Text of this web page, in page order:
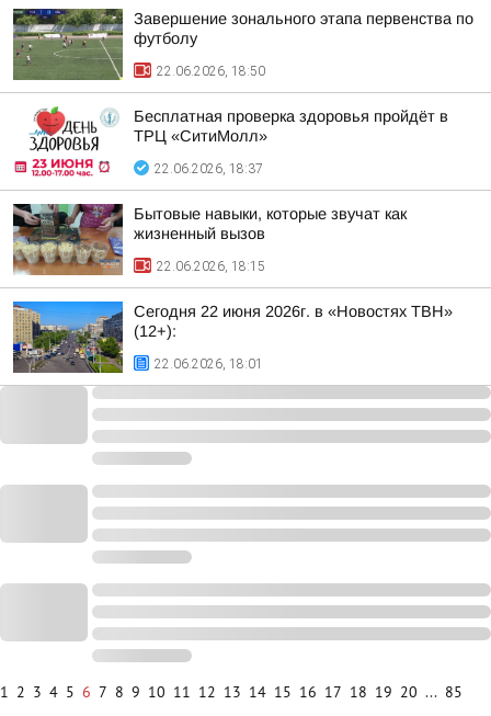
Завершение зонального этапа первенства по
футболу
22.06.2026, 18:50
Бесплатная проверка здоровья пройдёт в
ТРЦ «СитиМолл»
22.06.2026, 18:37
Бытовые навыки, которые звучат как
жизненный вызов
22.06.2026, 18:15
Сегодня 22 июня 2026г. в «Новостях ТВН»
(12+):
22.06.2026, 18:01
1 2 3 4 5 6 7 8 9 10 11 12 13 14 15 16 17 18 19 20 ... 85